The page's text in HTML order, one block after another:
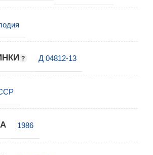
Д 04812-13
1986